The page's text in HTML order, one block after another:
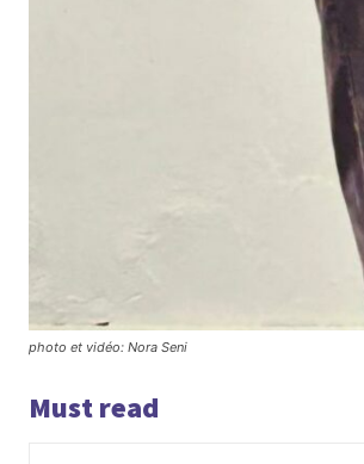
photo et vidéo: Nora Seni
Must read